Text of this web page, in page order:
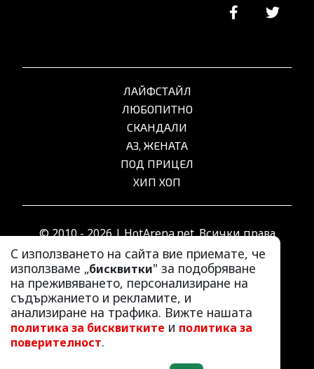
С използването на сайта вие приемате, че
използваме „бисквитки" за подобряване
на преживяването, персонализиране на
съдържанието и рекламите, и
анализиране на трафика. Вижте нашата
политика за бисквитките и политика за
поверителност.
ЛАЙФСТАЙЛ
ЛЮБОПИТНО
СКАНДАЛИ
АЗ, ЖЕНАТА
ПОД ПРИЦЕЛ
ХИП ХОП
© 2010 - 2026 | HotArena.net. Всички права
запазени.
РЕКЛАМА
КОНТАКТИ
ОБЩИ УСЛОВИЯ
ПОЛИТИКА ЗА ПОВЕРИТЕЛНОСТ
ПОЛИТИКА ЗА БИСКВИТКИТЕ